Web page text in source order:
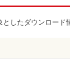
したダウンロード